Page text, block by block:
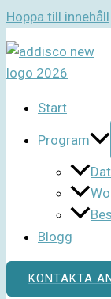
Hoppa till innehåll
Start
Program
Blogg
KONTAKTA